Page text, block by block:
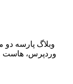
وبلاگ پارسه
وردپرس، هاست